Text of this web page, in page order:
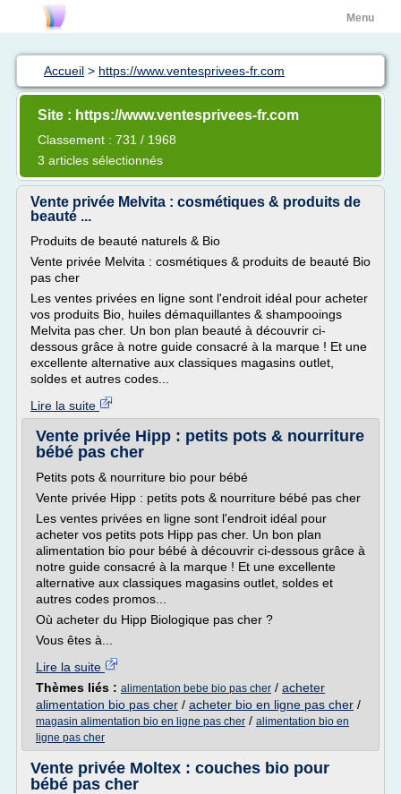
Menu
Accueil > https://www.ventesprivees-fr.com
Site : https://www.ventesprivees-fr.com
Classement : 731 / 1968
3 articles sélectionnés
Vente privée Melvita : cosmétiques & produits de
beauté ...
Produits de beauté naturels & Bio
Vente privée Melvita : cosmétiques & produits de beauté Bio
pas cher
Les ventes privées en ligne sont l'endroit idéal pour acheter
vos produits Bio, huiles démaquillantes & shampooings
Melvita pas cher. Un bon plan beauté à découvrir ci-
dessous grâce à notre guide consacré à la marque ! Et une
excellente alternative aux classiques magasins outlet,
soldes et autres codes...
Lire la suite
Vente privée Hipp : petits pots & nourriture
bébé pas cher
Petits pots & nourriture bio pour bébé
Vente privée Hipp : petits pots & nourriture bébé pas cher
Les ventes privées en ligne sont l'endroit idéal pour
acheter vos petits pots Hipp pas cher. Un bon plan
alimentation bio pour bébé à découvrir ci-dessous grâce à
notre guide consacré à la marque ! Et une excellente
alternative aux classiques magasins outlet, soldes et
autres codes promos...
Où acheter du Hipp Biologique pas cher ?
Vous êtes à...
Lire la suite
Thèmes liés : alimentation bebe bio pas cher / acheter
alimentation bio pas cher / acheter bio en ligne pas cher /
magasin alimentation bio en ligne pas cher / alimentation bio en
ligne pas cher
Vente privée Moltex : couches bio pour
bébé pas cher